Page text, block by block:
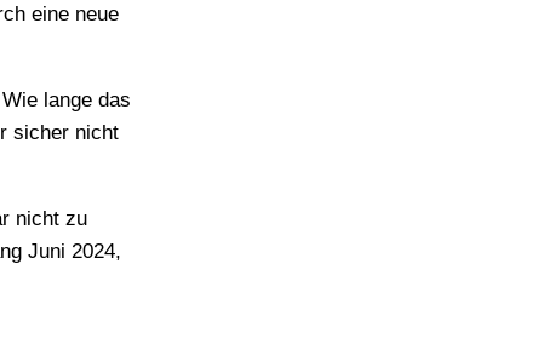
eine neue
lange das
sicher nicht
nicht zu
Juni 2024,